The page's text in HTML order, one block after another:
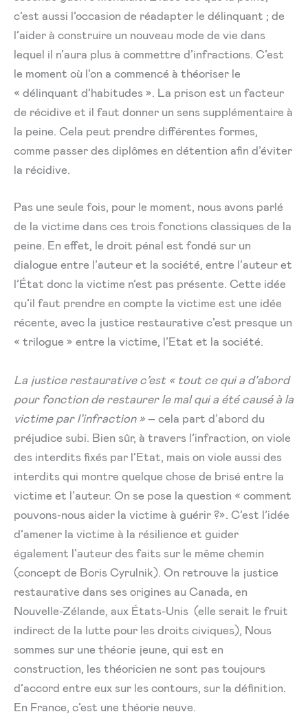
c’est aussi l’occasion de réadapter le délinquant ; de
l’aider à construire un nouveau mode de vie dans
lequel il n’aura plus à commettre d’infractions. C’est
le moment où l’on a commencé à théoriser le
« délinquant d’habitudes ». La prison est un facteur
de récidive et il faut donner un sens supplémentaire à
la peine. Cela peut prendre différentes formes,
comme passer des diplômes en détention afin d’éviter
la récidive.
Pas une seule fois, pour le moment, nous avons parlé
de la victime dans ces trois fonctions classiques de la
peine. En effet, le droit pénal est fondé sur un
dialogue entre l’auteur et la société, entre l’auteur et
l’État donc la victime n’est pas présente. Cette idée
qu’il faut prendre en compte la victime est une idée
récente, avec la justice restaurative c’est presque un
« trilogue » entre la victime, l’Etat et la société.
La justice restaurative c’est « tout ce qui a d’abord
pour fonction de restaurer le mal qui a été causé à la
victime par l’infraction » – cela part d’abord du
préjudice subi. Bien sûr, à travers l’infraction, on viole
des interdits fixés par l’Etat, mais on viole aussi des
interdits qui montre quelque chose de brisé entre la
victime et l’auteur. On se pose la question « comment
pouvons-nous aider la victime à guérir ?». C’est l’idée
d’amener la victime à la résilience et guider
également l’auteur des faits sur le même chemin
(concept de Boris Cyrulnik). On retrouve la justice
restaurative dans ses origines au Canada, en
Nouvelle-Zélande, aux États-Unis (elle serait le fruit
indirect de la lutte pour les droits civiques), Nous
sommes sur une théorie jeune, qui est en
construction, les théoricien ne sont pas toujours
d’accord entre eux sur les contours, sur la définition.
En France, c’est une théorie neuve.